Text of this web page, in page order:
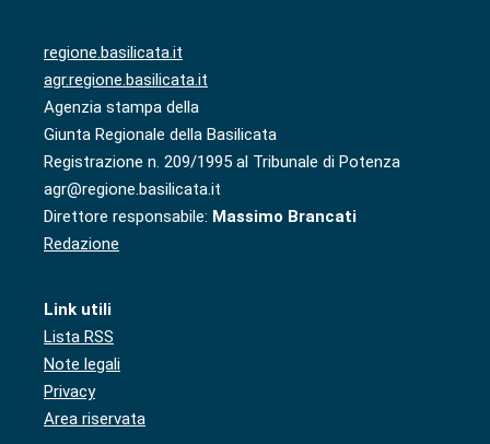
regione.basilicata.it
agr.regione.basilicata.it
Agenzia stampa della
Giunta Regionale della Basilicata
Registrazione n. 209/1995 al Tribunale di Potenza
agr@regione.basilicata.it
Direttore responsabile: Massimo Brancati
Redazione
Link utili
Lista RSS
Note legali
Privacy
Area riservata